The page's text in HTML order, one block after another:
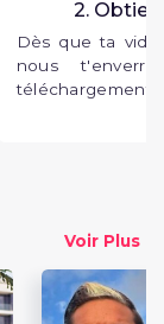
2.
Dès que ta
nous
téléchargement
Voir Plus